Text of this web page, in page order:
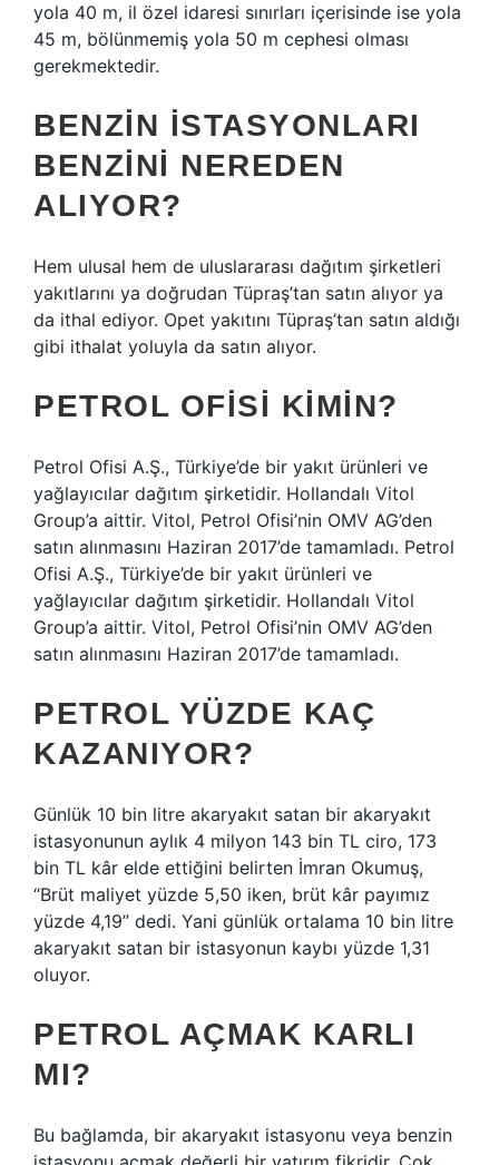
yola 40 m, il özel idaresi sınırları içerisinde ise yola
45 m, bölünmemiş yola 50 m cephesi olması
gerekmektedir.
BENZIN ISTASYONLARI
BENZINI NEREDEN
ALIYOR?
Hem ulusal hem de uluslararası dağıtım şirketleri
yakıtlarını ya doğrudan Tüpraş’tan satın alıyor ya
da ithal ediyor. Opet yakıtını Tüpraş’tan satın aldığı
gibi ithalat yoluyla da satın alıyor.
PETROL OFISI KIMIN?
Petrol Ofisi A.Ş., Türkiye’de bir yakıt ürünleri ve
yağlayıcılar dağıtım şirketidir. Hollandalı Vitol
Group’a aittir. Vitol, Petrol Ofisi’nin OMV AG’den
satın alınmasını Haziran 2017’de tamamladı. Petrol
Ofisi A.Ş., Türkiye’de bir yakıt ürünleri ve
yağlayıcılar dağıtım şirketidir. Hollandalı Vitol
Group’a aittir. Vitol, Petrol Ofisi’nin OMV AG’den
satın alınmasını Haziran 2017’de tamamladı.
PETROL YÜZDE KAÇ
KAZANIYOR?
Günlük 10 bin litre akaryakıt satan bir akaryakıt
istasyonunun aylık 4 milyon 143 bin TL ciro, 173
bin TL kâr elde ettiğini belirten İmran Okumuş,
“Brüt maliyet yüzde 5,50 iken, brüt kâr payımız
yüzde 4,19” dedi. Yani günlük ortalama 10 bin litre
akaryakıt satan bir istasyonun kaybı yüzde 1,31
oluyor.
PETROL AÇMAK KARLI
MI?
Bu bağlamda, bir akaryakıt istasyonu veya benzin